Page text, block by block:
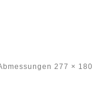
277 × 180